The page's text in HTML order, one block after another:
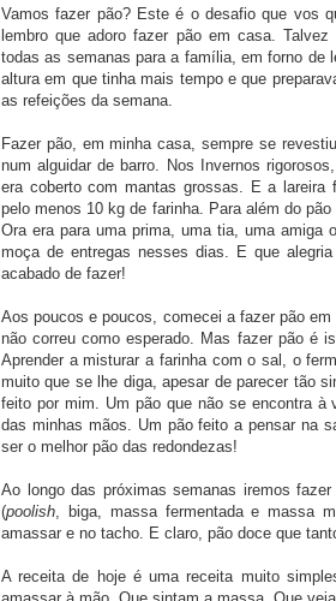
Vamos fazer pão? Este é o desafio que vos
lembro que adoro fazer pão em casa.
todas as semanas para a família, em forno de
altura em que tinha mais tempo e que
as refeições da semana.
Fazer pão, em minha casa, sempre se
num alguidar de barro. Nos Invernos
era coberto com mantas grossas. E a lareira
pelo menos 10 kg de farinha. Para além do
Ora era para uma prima, uma tia, uma amiga
moça de entregas nesses dias. E que
acabado de fazer!
Aos poucos e poucos, comecei a fazer pão
não correu como esperado. Mas fazer pão é
Aprender a misturar a farinha com o sal, o
muito que se lhe diga, apesar de parecer tão
feito por mim. Um pão que não se encontra à
das minhas mãos. Um pão feito a pensar na
ser o melhor pão das redondezas!
Ao longo das próximas semanas iremos
(poolish , biga, massa fermentada e massa
amassar e no tacho. E claro, pão doce que
A receita de hoje é uma receita muito